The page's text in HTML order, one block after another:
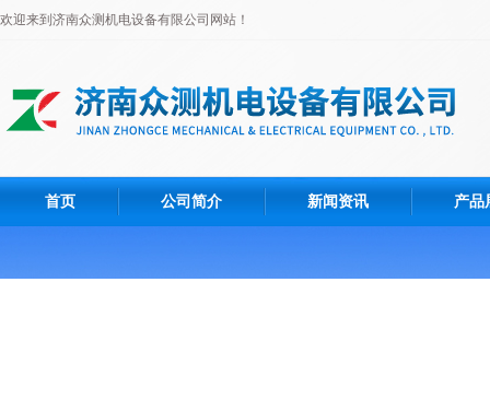
欢迎来到济南众测机电设备有限公司网站！
首页 公司简介 新闻资讯 产品